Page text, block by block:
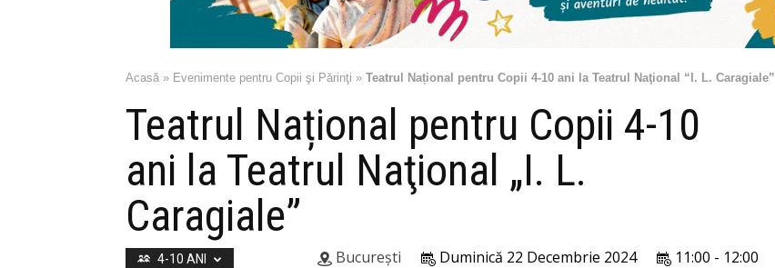
Acasă » Evenimente pentru Copii şi Părinţi » Teatrul Național pentru Copii 4-10 ani la Teatrul Naţional “I. L. Caragiale”
Teatrul Național pentru Copii 4-10
ani la Teatrul Naţional „I. L.
Caragiale”
4-10 ANI 11:00 - 12:00
Duminică 22 Decembrie 2024
București